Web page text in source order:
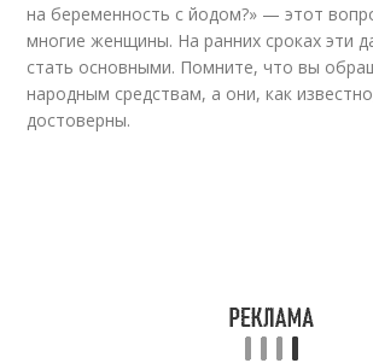
на беременность с йодом?» — этот
многие женщины. На ранних сроках эти
стать основными. Помните, что вы
народным средствам, а они, как
достоверны.